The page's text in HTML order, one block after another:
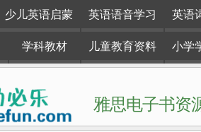
少儿英语启蒙 英语语音学习
英语
学科教材 儿童教育资料 小学
雅思电子书资